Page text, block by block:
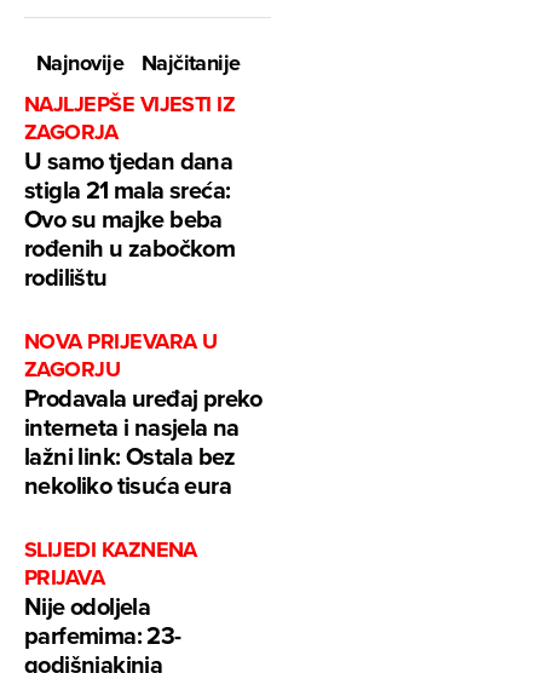
Najnovije
Najčitanije
NAJLJEPŠE VIJESTI IZ
ZAGORJA
U samo tjedan dana
stigla 21 mala sreća:
Ovo su majke beba
rođenih u zabočkom
rodilištu
NOVA PRIJEVARA U
ZAGORJU
Prodavala uređaj preko
interneta i nasjela na
lažni link: Ostala bez
nekoliko tisuća eura
SLIJEDI KAZNENA
PRIJAVA
Nije odoljela
parfemima: 23-
godišnjakinja